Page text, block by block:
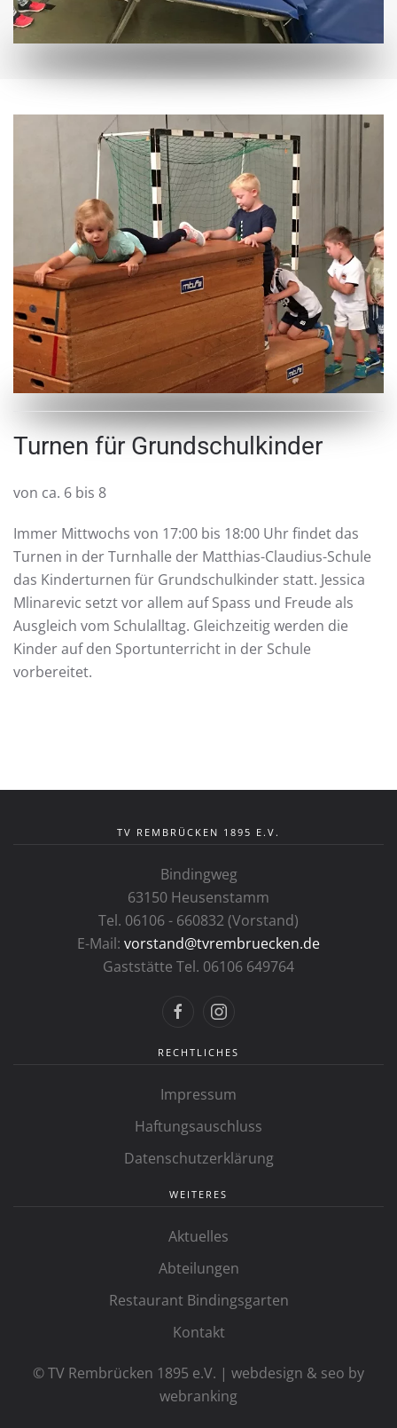
Turnen für Grundschulkinder
von ca. 6 bis 8
Immer Mittwochs von 17:00 bis 18:00 Uhr findet das
Turnen in der Turnhalle der Matthias-Claudius-Schule
das Kinderturnen für Grundschulkinder statt. Jessica
Mlinarevic setzt vor allem auf Spass und Freude als
Ausgleich vom Schulalltag. Gleichzeitig werden die
Kinder auf den Sportunterricht in der Schule
vorbereitet.
TV REMBRÜCKEN 1895 E.V.
Bindingweg
63150 Heusenstamm
Tel. 06106 - 660832 (Vorstand)
E-Mail: vorstand@tvrembruecken.de
Gaststätte Tel. 06106 649764
RECHTLICHES
Impressum
Haftungsauschluss
Datenschutzerklärung
WEITERES
Aktuelles
Abteilungen
Restaurant Bindingsgarten
Kontakt
© TV Rembrücken 1895 e.V. | webdesign & seo by
webranking